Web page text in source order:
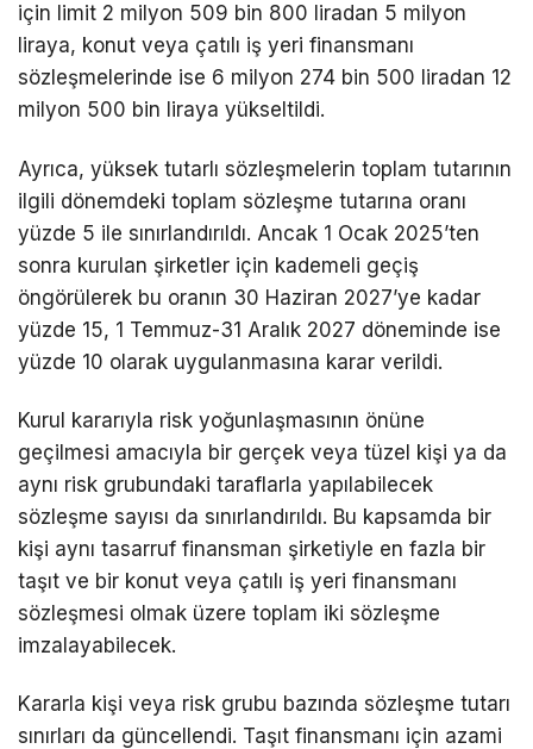
için limit 2 milyon 509 bin 800 liradan 5 milyon
liraya, konut veya çatılı iş yeri finansmanı
sözleşmelerinde ise 6 milyon 274 bin 500 liradan 12
milyon 500 bin liraya yükseltildi.
Ayrıca, yüksek tutarlı sözleşmelerin toplam tutarının
ilgili dönemdeki toplam sözleşme tutarına oranı
yüzde 5 ile sınırlandırıldı. Ancak 1 Ocak 2025’ten
sonra kurulan şirketler için kademeli geçiş
öngörülerek bu oranın 30 Haziran 2027’ye kadar
yüzde 15, 1 Temmuz-31 Aralık 2027 döneminde ise
yüzde 10 olarak uygulanmasına karar verildi.
Kurul kararıyla risk yoğunlaşmasının önüne
geçilmesi amacıyla bir gerçek veya tüzel kişi ya da
aynı risk grubundaki taraflarla yapılabilecek
sözleşme sayısı da sınırlandırıldı. Bu kapsamda bir
kişi aynı tasarruf finansman şirketiyle en fazla bir
taşıt ve bir konut veya çatılı iş yeri finansmanı
sözleşmesi olmak üzere toplam iki sözleşme
imzalayabilecek.
Kararla kişi veya risk grubu bazında sözleşme tutarı
sınırları da güncellendi. Taşıt finansmanı için azami